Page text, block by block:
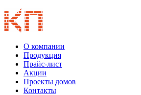
О компании
Продукция
Прайс-лист
Акции
Проекты домов
Контакты